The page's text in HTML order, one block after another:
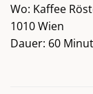
Wo: Kaffee
1010 Wien
Dauer: 60